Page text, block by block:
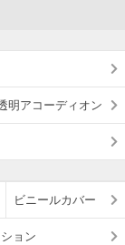
明アコーディオン
ビニールカバー
ョン